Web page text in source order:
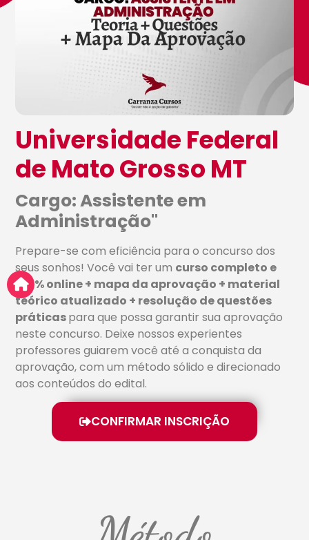
Universidade Federal
de Mato Grosso MT
Cargo: Assistente em
Administração''
Prepare-se com eficiência para o concurso dos
seus sonhos! Você vai ter um curso completo e
100% online + mapa da aprovação + material
teórico atualizado + resolução de questões
práticaspara que possa garantir sua aprovação
neste concurso. Deixe nossos experientes
professores guiarem você até a conquista da
aprovação, com um método sólido e direcionado
aos conteúdos do edital.
CONFIRMAR INSCRIÇÃO